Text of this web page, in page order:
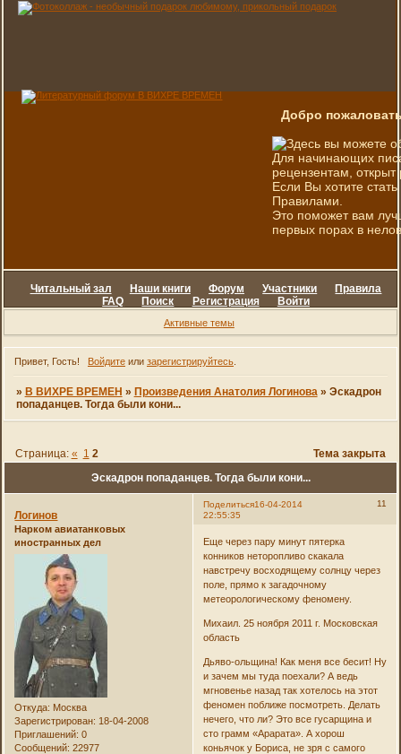
Добро
Здесь вы можете
Для начинающих
рецензентам, открыт
Если Вы хотите
Правилами.
Это поможет вам
первых порах в
Читальный зал Наши книги Форум Участники
Правила
FAQ
Поиск Регистрация Войти
Активные темы
Привет, Гость! Войдитеили зарегистрируйтесь.
» В ВИХРЕ ВРЕМЕН » Произведения Анатолия Логинова » Эскадрон
попаданцев. Тогда были кони...
Эскадрон попаданцев. Тогда были кони...
Страница: « 1 2 Тема закрыта
Поделиться 11
16-04-2014
22:55:35
Логинов
Нарком авиатанковых
иностранных дел
Откуда: Москва
Зарегистрирован: 18-04-2008
Приглашений: 0
Сообщений: 22977
Еще через пару минут пятерка
конников неторопливо скакала
навстречу восходящему солнцу через
поле, прямо к загадочному
метеорологическому феномену.
Михаил. 25 ноября 2011 г. Московская
область
Дьяво-ольщина! Как меня все бесит! Ну
и зачем мы туда поехали? А ведь
мгновенье назад так хотелось на этот
феномен поближе посмотреть. Делать
нечего, что ли? Это все гусарщина и
сто грамм «Арарата». А хорош
коньячок у Бориса, не зря с самого